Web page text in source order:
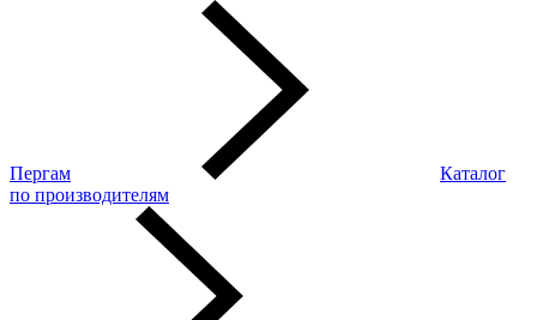
Пергам
Каталог
по производителям